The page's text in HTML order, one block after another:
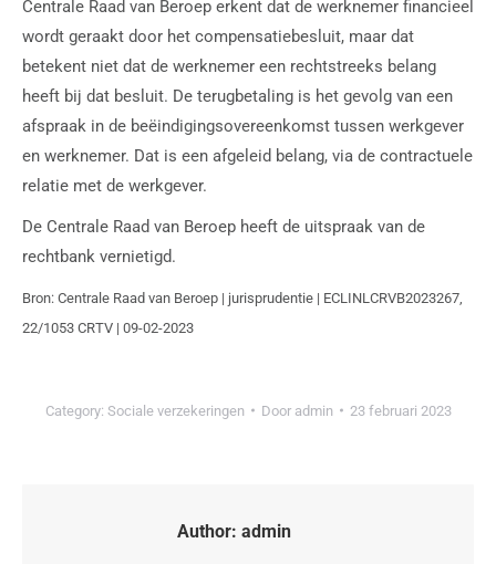
Centrale Raad van Beroep erkent dat de werknemer financieel
wordt geraakt door het compensatiebesluit, maar dat
betekent niet dat de werknemer een rechtstreeks belang
heeft bij dat besluit. De terugbetaling is het gevolg van een
afspraak in de beëindigingsovereenkomst tussen werkgever
en werknemer. Dat is een afgeleid belang, via de contractuele
relatie met de werkgever.
De Centrale Raad van Beroep heeft de uitspraak van de
rechtbank vernietigd.
Bron: Centrale Raad van Beroep | jurisprudentie | ECLINLCRVB2023267,
22/1053 CRTV | 09-02-2023
Category: Sociale verzekeringen Door admin 23 februari 2023
Author: admin